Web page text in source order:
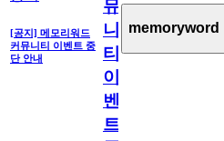
[공지] 메모리워드
커뮤니티 이벤트 중
단 안내
뮤
니
티
이
벤
트
memoryword